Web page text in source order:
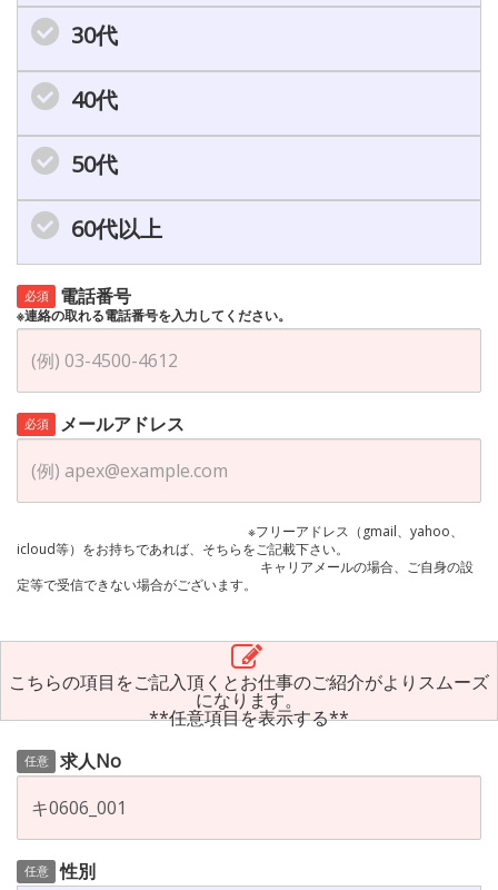
30代
40代
50代
60代以上
必須 電話番号
※連絡の取れる電話番号を入力してください。
必須 メールアドレス
※フリーアドレス（gmail、yahoo、
icloud等）をお持ちであれば、そちらをご記載下さい。
キャリアメールの場合、ご自身の設
定等で受信できない場合がございます。
こちらの項目をご記入頂くとお仕事のご紹介がよりスムーズ
になります。
**任意項目を表示する**
任意 求人No
任意 性別